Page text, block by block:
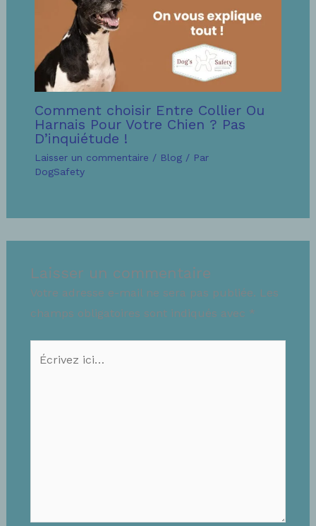
Comment choisir Entre Collier Ou
Harnais Pour Votre Chien ? Pas
D’inquiétude !
Laisser un commentaire / Blog/ Par
DogSafety
Laisser un commentaire
Votre adresse e-mail ne sera pas publiée. Les
champs obligatoires sont indiqués avec *